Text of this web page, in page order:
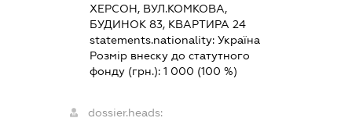
ХЕРСОН, ВУЛ.КОМКОВА,
БУДИНОК 83, КВАРТИРА 24
statements.nationality: Україна
Розмір внеску до статутного
фонду (грн.): 1 000 (100 %)
dossier.heads: